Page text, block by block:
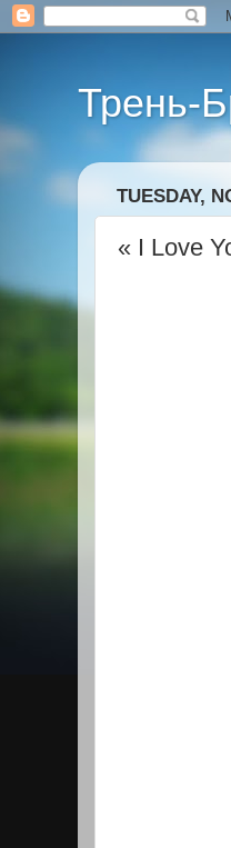
Трень-
TUESDAY,
« I Love